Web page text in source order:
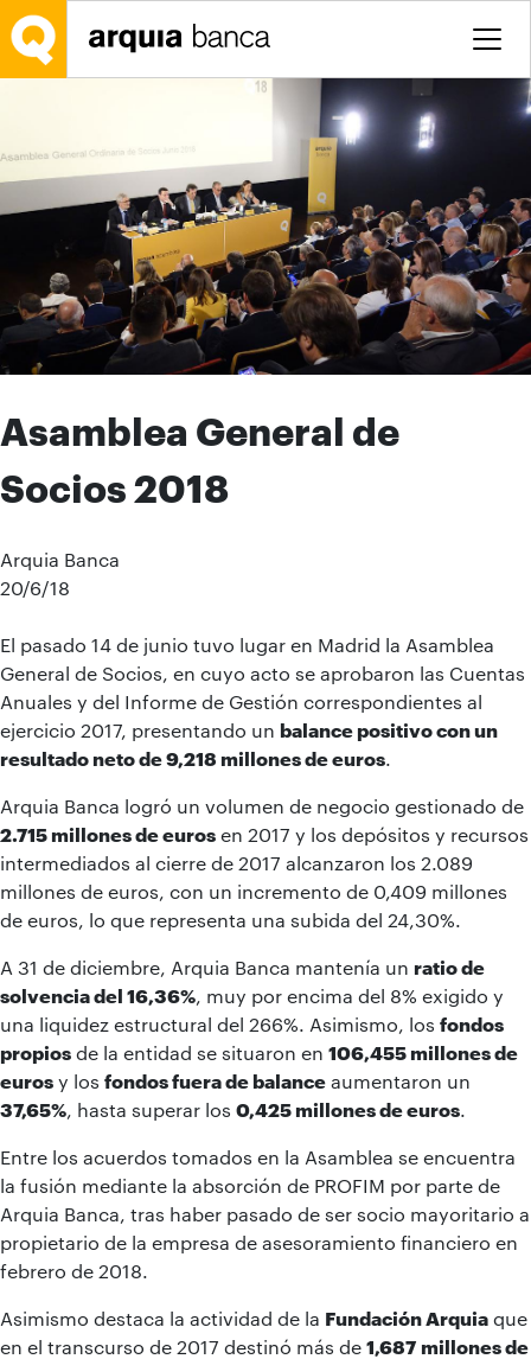
Saltar al contenido principal
Asamblea General de
Socios 2018
Arquia Banca
20/6/18
El pasado 14 de junio tuvo lugar en Madrid la Asamblea
General de Socios, en cuyo acto se aprobaron las Cuentas
Anuales y del Informe de Gestión correspondientes al
ejercicio 2017, presentando un balance positivo con un
resultado neto de 9,218 millones de euros
Arquia Banca logró un volumen de negocio gestionado de
2.715 millones de euros en 2017 y los depósitos y recursos
intermediados al cierre de 2017 alcanzaron los 2.089
millones de euros, con un incremento de 0,409 millones
de euros, lo que representa una subida del 24,30%.
A 31 de diciembre, Arquia Banca mantenía un ratio de
solvencia del 16,36% , muy por encima del 8% exigido y
una liquidez estructural del 266%. Asimismo, los fondos
propios de la entidad se situaron en 106,455 millones de
euros y los fondos fuera de balance aumentaron un
37,65% , hasta superar los 0,425 millones de euros
Entre los acuerdos tomados en la Asamblea se encuentra
la fusión mediante la absorción de PROFIM por parte de
Arquia Banca, tras haber pasado de ser socio mayoritario a
propietario de la empresa de asesoramiento financiero en
febrero de 2018.
Asimismo destaca la actividad de la Fundación Arquia que
en el transcurso de 2017 destinó más de 1,687 millones de